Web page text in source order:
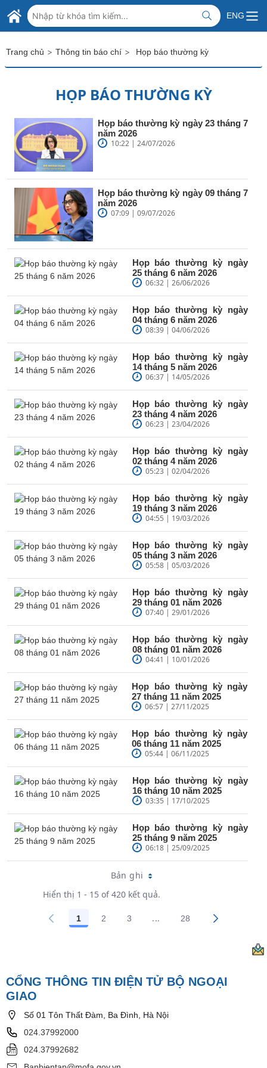
Skip to Main Content
BỘ NGOẠI GIAO VIỆT NAM
MINISTRY OF FOREIGN AFFAIRS
ENG
Trang chủ > Thông tin báo chí > Họp báo thường kỳ
HỌP BÁO THƯỜNG KỲ
Họp báo thường kỳ ngày 23 tháng 7
năm 2026
10:22 | 24/07/2026
Họp báo thường kỳ ngày 09 tháng 7
năm 2026
07:09 | 09/07/2026
Họp báo thường kỳ ngày
25 tháng 6 năm 2026
06:32 | 26/06/2026
Họp báo thường kỳ ngày
04 tháng 6 năm 2026
08:39 | 04/06/2026
Họp báo thường kỳ ngày
14 tháng 5 năm 2026
06:37 | 14/05/2026
Họp báo thường kỳ ngày
23 tháng 4 năm 2026
06:23 | 23/04/2026
Họp báo thường kỳ ngày
02 tháng 4 năm 2026
05:23 | 02/04/2026
Họp báo thường kỳ ngày
19 tháng 3 năm 2026
04:55 | 19/03/2026
Họp báo thường kỳ ngày
05 tháng 3 năm 2026
05:58 | 05/03/2026
Họp báo thường kỳ ngày
29 tháng 01 năm 2026
07:40 | 29/01/2026
Họp báo thường kỳ ngày
08 tháng 01 năm 2026
04:41 | 10/01/2026
Họp báo thường kỳ ngày
27 tháng 11 năm 2025
06:57 | 27/11/2025
Họp báo thường kỳ ngày
06 tháng 11 năm 2025
05:44 | 06/11/2025
Họp báo thường kỳ ngày
16 tháng 10 năm 2025
03:35 | 17/10/2025
Họp báo thường kỳ ngày
25 tháng 9 năm 2025
06:18 | 25/09/2025
Bản ghi
Hiển thị 1 - 15 of 420 kết quả.
Các trang trên cổng
1 Các trang trên cổng
2 Các trang trên cổng
3 ...Trang trung gian Use
Các trang trên cổng
28
CỔNG THÔNG TIN ĐIỆN TỬ BỘ NGOẠI
GIAO
Số 01 Tôn Thất Đàm, Ba Đình, Hà Nội
024.37992000
024.37992682